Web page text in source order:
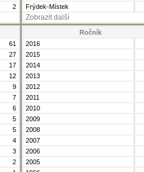
2
Frýdek-Místek
Zobrazit další
61
27
17
12
9
7
6
5
5
4
3
2
Ročník
2016
2015
2014
2013
2012
2011
2010
2009
2008
2007
2006
2005